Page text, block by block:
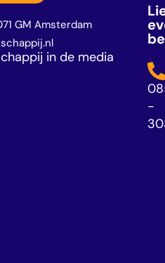
GM Amsterdam
in de media
-